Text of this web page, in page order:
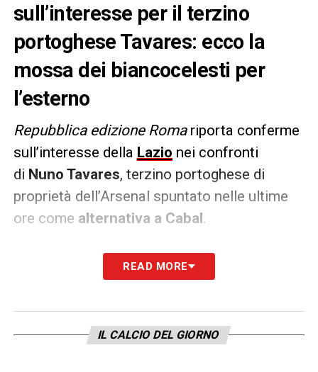
sull’interesse per il terzino
portoghese Tavares: ecco la
mossa dei biancocelesti per
l’esterno
Repubblica edizione Romariporta conferme
sull’interesse della Lazio nei confronti
di Nuno Tavares, terzino portoghese di
proprietà dell’Arsenal spuntato nelle ultime
ore come alternativa a Cabal.
Un incontro con l’entourage del giocatore
classe 2000 reduce dal prestito al
Solo un sondaggio al momento
READ MORE
IL CALCIO DEL GIORNO